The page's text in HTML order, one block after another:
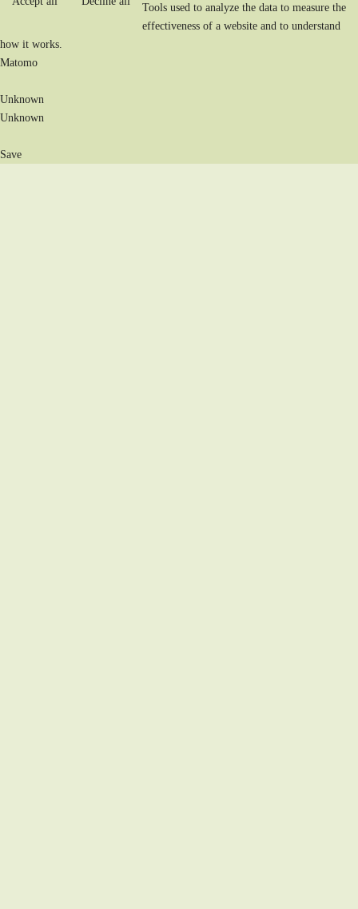
Tools used to analyze the data to measure the
effectiveness of a website and to understand
how it works.
Matomo
Unknown
Unknown
Save